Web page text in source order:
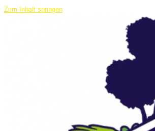
Zum Inhalt springen